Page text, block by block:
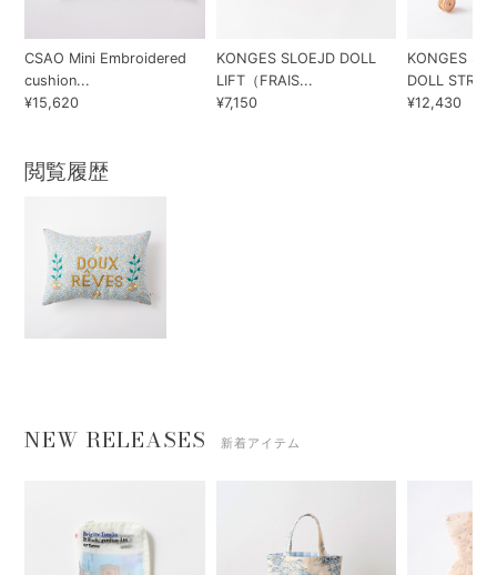
CSAO Mini Embroidered
cushion...
¥15,620
KONGES SLOEJD DOLL
LIFT（FRAIS...
¥7,150
KONGES
DOLL STR...
¥12,430
閲覧履歴
NEW RELEASES 新着アイテム